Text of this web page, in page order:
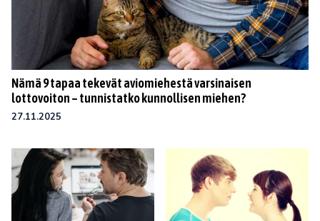
Nämä 9 tapaa tekevät aviomiehestä varsinaisen
lottovoiton – tunnistatko kunnollisen miehen?
27.11.2025